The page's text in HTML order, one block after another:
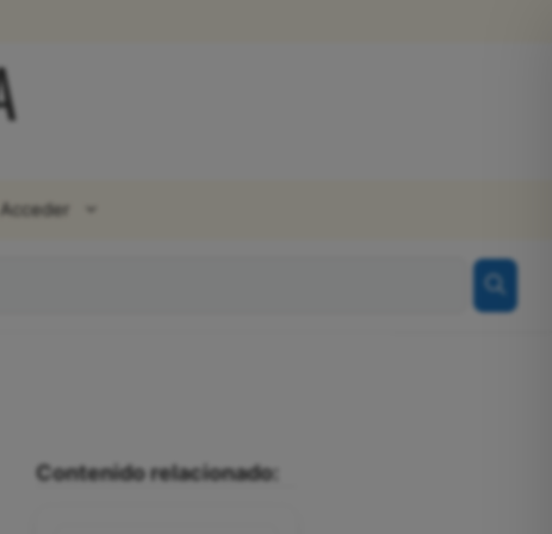
Acceder
Contenido relacionado: